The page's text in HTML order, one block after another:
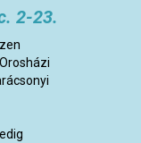
2-23.